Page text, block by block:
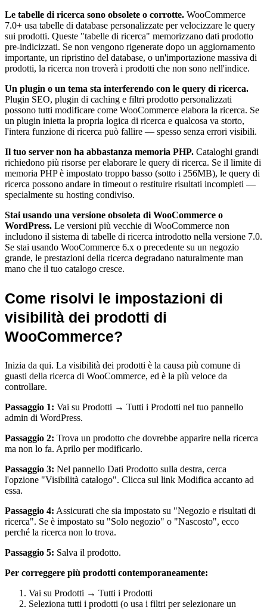
Le tabelle di ricerca sono obsolete o corrotte. WooCommerce
7.0+ usa tabelle di database personalizzate per velocizzare le query
sui prodotti. Queste "tabelle di ricerca" memorizzano dati prodotto
pre-indicizzati. Se non vengono rigenerate dopo un aggiornamento
importante, un ripristino del database, o un'importazione massiva di
prodotti, la ricerca non troverà i prodotti che non sono nell'indice.
Un plugin o un tema sta interferendo con le query di ricerca.
Plugin SEO, plugin di caching e filtri prodotto personalizzati
possono tutti modificare come WooCommerce elabora la ricerca. Se
un plugin inietta la propria logica di ricerca e qualcosa va storto,
l'intera funzione di ricerca può fallire — spesso senza errori visibili.
Il tuo server non ha abbastanza memoria PHP. Cataloghi grandi
richiedono più risorse per elaborare le query di ricerca. Se il limite di
memoria PHP è impostato troppo basso (sotto i 256MB), le query di
ricerca possono andare in timeout o restituire risultati incompleti —
specialmente su hosting condiviso.
Stai usando una versione obsoleta di WooCommerce o
WordPress. Le versioni più vecchie di WooCommerce non
includono il sistema di tabelle di ricerca introdotto nella versione 7.0.
Se stai usando WooCommerce 6.x o precedente su un negozio
grande, le prestazioni della ricerca degradano naturalmente man
mano che il tuo catalogo cresce.
Come risolvi le impostazioni di
visibilità dei prodotti di
WooCommerce?
Inizia da qui. La visibilità dei prodotti è la causa più comune di
guasti della ricerca di WooCommerce, ed è la più veloce da
controllare.
Passaggio 1: Vai su Prodotti → Tutti i Prodotti nel tuo pannello
admin di WordPress.
Passaggio 2: Trova un prodotto che dovrebbe apparire nella ricerca
ma non lo fa. Aprilo per modificarlo.
Passaggio 3: Nel pannello Dati Prodotto sulla destra, cerca
l'opzione "Visibilità catalogo". Clicca sul link Modifica accanto ad
essa.
Passaggio 4: Assicurati che sia impostato su "Negozio e risultati di
ricerca". Se è impostato su "Solo negozio" o "Nascosto", ecco
perché la ricerca non lo trova.
Passaggio 5: Salva il prodotto.
Per correggere più prodotti contemporaneamente:
Vai su Prodotti → Tutti i Prodotti
Seleziona tutti i prodotti (o usa i filtri per selezionare un